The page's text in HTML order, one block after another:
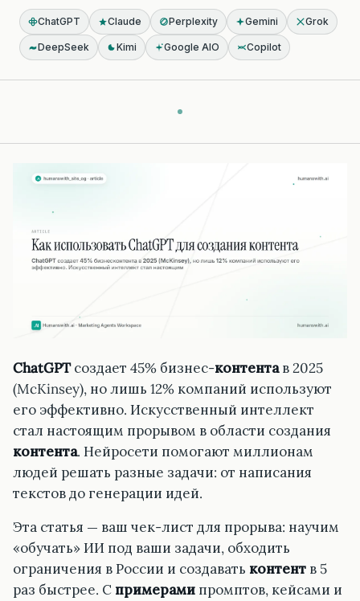
ChatGPT Claude Perplexity Gemini Grok
DeepSeek Kimi Google AIO Copilot
ChatGPTсоздает 45% бизнес-контентав 2025
(McKinsey), но лишь 12% компаний используют
его эффективно. Искусственный интеллект
стал настоящим прорывом в области создания
контента. Нейросети помогают миллионам
людей решать разные задачи: от написания
текстов до генерации идей.
Эта статья — ваш чек-лист для прорыва: научим
«обучать» ИИ под ваши задачи, обходить
ограничения в России и создавать контент в 5
раз быстрее. С примерами промптов, кейсами и